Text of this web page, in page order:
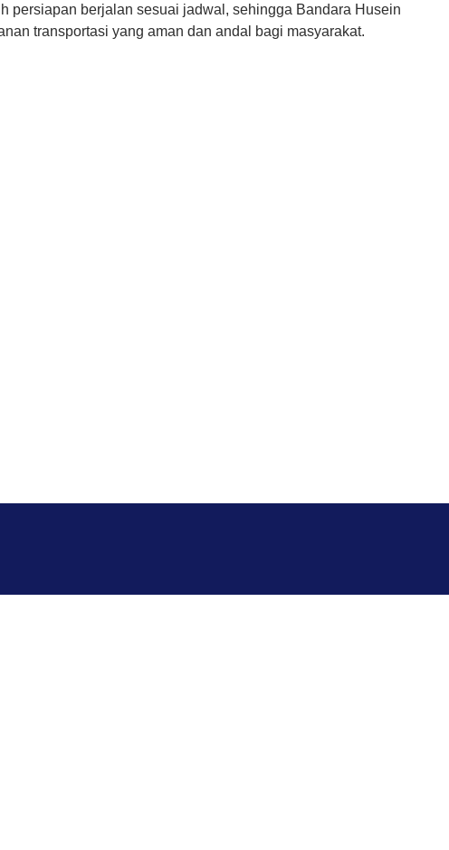
persiapan berjalan sesuai jadwal, sehingga Bandara Husein
transportasi yang aman dan andal bagi masyarakat.